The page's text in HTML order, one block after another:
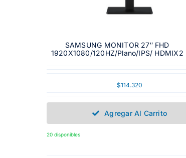
SAMSUNG MONITOR 27″ FHD
1920X1080/120HZ/Plano/IPS/ HDMIX2
$114.320
Agregar Al Carrito
20 disponibles